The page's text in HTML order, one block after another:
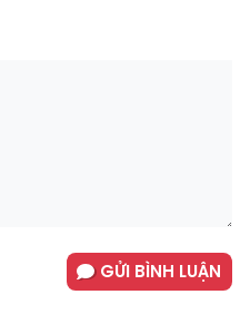
GỬI BÌNH LUẬN